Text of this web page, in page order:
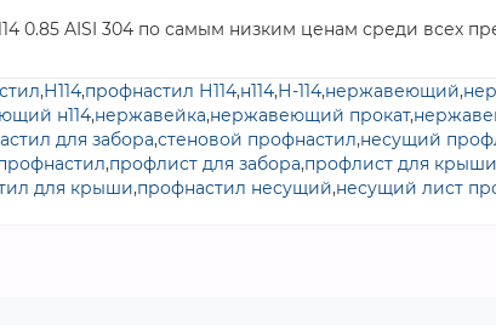
0.85 AISI 304 по самым низким ценам среди всех
,Н114,профнастил Н114,н114,Н-114,нержавеющий,
н114,нержавейка,нержавеющий прокат,
для забора,стеновой профнастил,несущий
,профлист для забора,профлист для крыши
для крыши,профнастил несущий,несущий лист